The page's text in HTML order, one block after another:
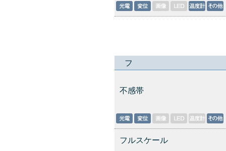
フ
不感帯
フルスケール